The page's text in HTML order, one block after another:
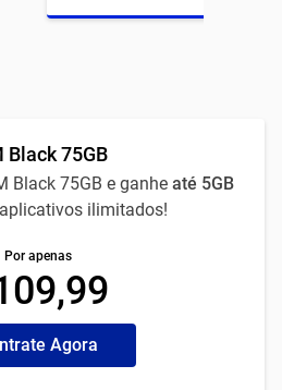
Black 75GB
Black 75GB e ganhe até 5GB
ilimitados!
Por apenas
Agora